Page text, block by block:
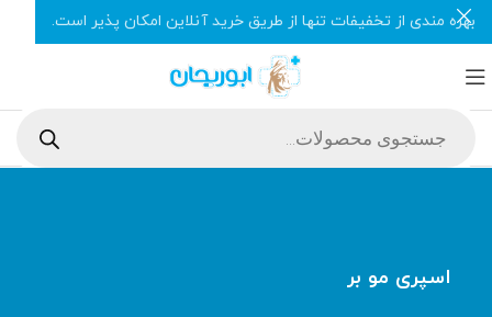
اسپری مو بر
بهره مندی از تخفیفات تنها از طریق خرید آنلاین امکان پذیر است.